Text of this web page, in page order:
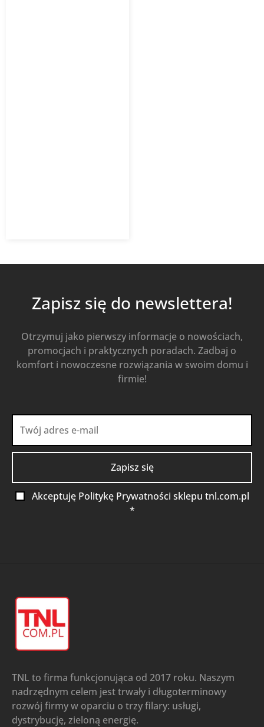
Zapisz się do newslettera!
Otrzymuj jako pierwszy informacje o nowościach,
promocjach i praktycznych poradach. Zadbaj o
komfort i nowoczesne rozwiązania w swoim domu i
firmie!
Akceptuję Politykę Prywatności sklepu tnl.com.pl
*
TNL to firma funkcjonująca od 2017 roku. Naszym
nadrzędnym celem jest trwały i długoterminowy
rozwój firmy w oparciu o trzy filary: usługi,
dystrybucję, zieloną energię.